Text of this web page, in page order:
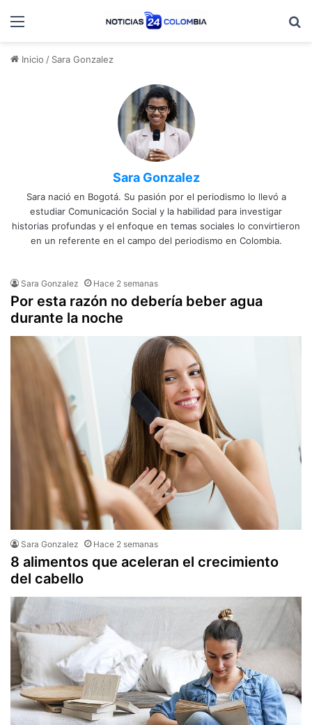
Menú
Inicio / Sara Gonzalez
Sara Gonzalez
Sara nació en Bogotá. Su pasión por el periodismo lo llevó a
estudiar Comunicación Social y la habilidad para investigar
historias profundas y el enfoque en temas sociales lo convirtieron
en un referente en el campo del periodismo en Colombia.
Sara Gonzalez Hace 2 semanas
Por esta razón no debería beber agua
durante la noche
Sara Gonzalez Hace 2 semanas
8 alimentos que aceleran el crecimiento
del cabello